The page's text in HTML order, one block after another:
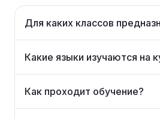
Для каких классов
Какие языки изучаются на
Как проходит обучение?